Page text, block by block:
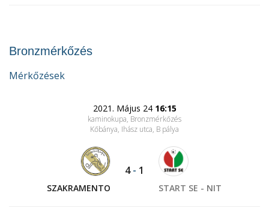
Bronzmérkőzés
Mérkőzések
2021. Május 24 16:15
kaminokupa, Bronzmérkőzés
Kőbánya, Ihász utca, B pálya
SZAKRAMENTO
4- 1
START SE - NIT